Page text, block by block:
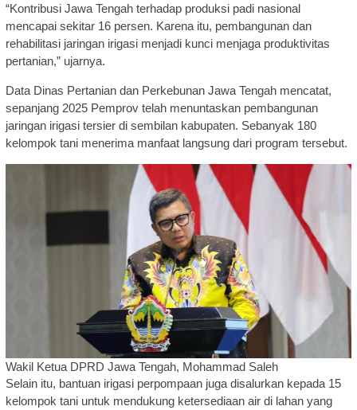
“Kontribusi Jawa Tengah terhadap produksi padi nasional
mencapai sekitar 16 persen. Karena itu, pembangunan dan
rehabilitasi jaringan irigasi menjadi kunci menjaga produktivitas
pertanian,” ujarnya.
Data Dinas Pertanian dan Perkebunan Jawa Tengah mencatat,
sepanjang 2025 Pemprov telah menuntaskan pembangunan
jaringan irigasi tersier di sembilan kabupaten. Sebanyak 180
kelompok tani menerima manfaat langsung dari program tersebut.
Wakil Ketua DPRD Jawa Tengah, Mohammad Saleh
Selain itu, bantuan irigasi perpompaan juga disalurkan kepada 15
kelompok tani untuk mendukung ketersediaan air di lahan yang